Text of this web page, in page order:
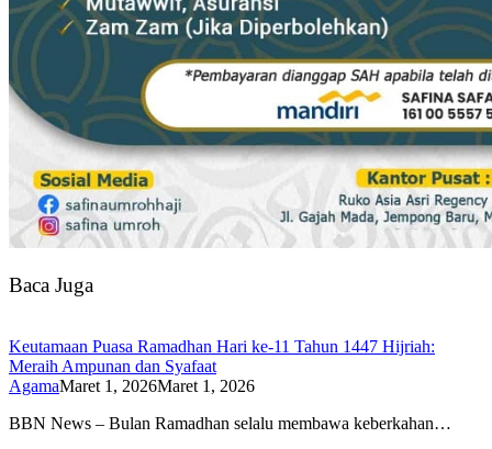
Baca Juga
Keutamaan Puasa Ramadhan Hari ke-11 Tahun 1447 Hijriah:
Meraih Ampunan dan Syafaat
AgamaMaret 1, 2026Maret 1, 2026
BBN News – Bulan Ramadhan selalu membawa keberkahan…